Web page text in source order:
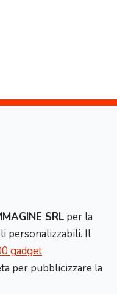
SRL per la
personalizzabili. Il
gadget
per pubblicizzare la